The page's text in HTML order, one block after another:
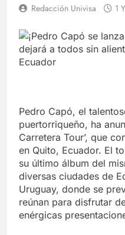
Redacción Univisa 1
Pedro Capó, el
puertorriqueño, ha
Carretera Tour’, que
en Quito, Ecuador. El
su último álbum del
diversas ciudades de
Uruguay, donde se
reúnan para disfrutar
enérgicas